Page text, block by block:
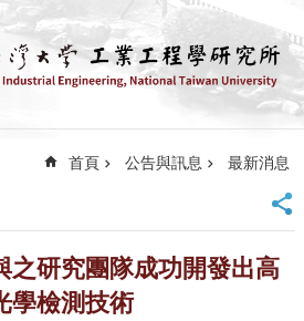
首頁 公告與訊息 最新消息
之研究團隊成功開發出高
學檢測技術